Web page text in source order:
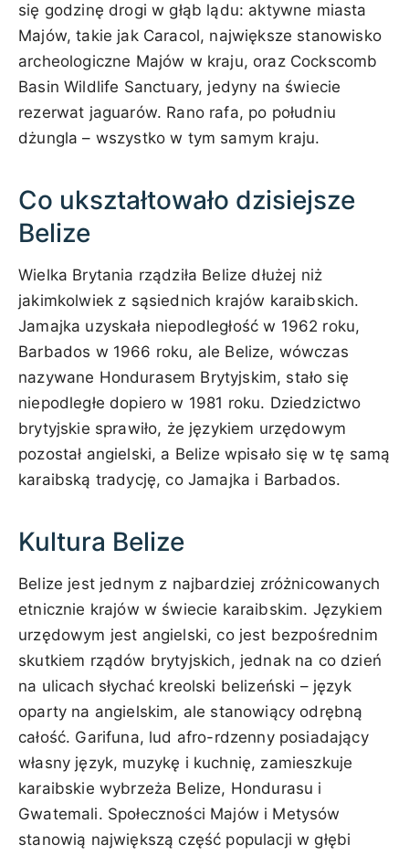
się godzinę drogi w głąb lądu: aktywne miasta
Majów, takie jak Caracol, największe stanowisko
archeologiczne Majów w kraju, oraz Cockscomb
Basin Wildlife Sanctuary, jedyny na świecie
rezerwat jaguarów. Rano rafa, po południu
dżungla – wszystko w tym samym kraju.
Co ukształtowało dzisiejsze
Belize
Wielka Brytania rządziła Belize dłużej niż
jakimkolwiek z sąsiednich krajów karaibskich.
Jamajka uzyskała niepodległość w 1962 roku,
Barbados w 1966 roku, ale Belize, wówczas
nazywane Hondurasem Brytyjskim, stało się
niepodległe dopiero w 1981 roku. Dziedzictwo
brytyjskie sprawiło, że językiem urzędowym
pozostał angielski, a Belize wpisało się w tę samą
karaibską tradycję, co Jamajka i Barbados.
Kultura Belize
Belize jest jednym z najbardziej zróżnicowanych
etnicznie krajów w świecie karaibskim. Językiem
urzędowym jest angielski, co jest bezpośrednim
skutkiem rządów brytyjskich, jednak na co dzień
na ulicach słychać kreolski belizeński – język
oparty na angielskim, ale stanowiący odrębną
całość. Garifuna, lud afro-rdzenny posiadający
własny język, muzykę i kuchnię, zamieszkuje
karaibskie wybrzeża Belize, Hondurasu i
Gwatemali. Społeczności Majów i Metysów
stanowią największą część populacji w głębi